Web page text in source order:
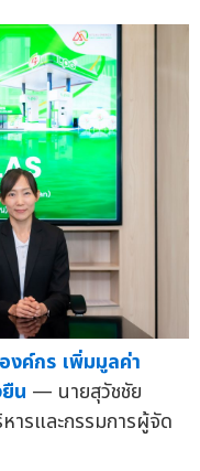
งค์กร เพิ่มมูลค่า
น — นายสุวัชชัย
ารและกรรมการผู้จัด